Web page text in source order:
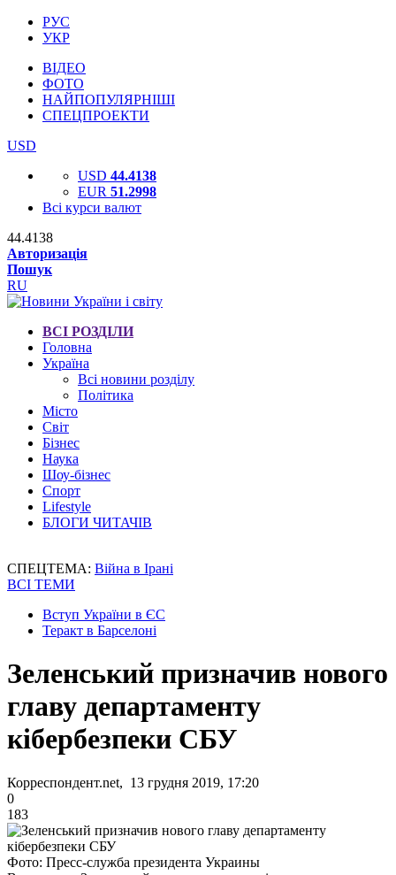
РУС
УКР
ВІДЕО
ФОТО
НАЙПОПУЛЯРНІШІ
СПЕЦПРОЕКТИ
USD
USD 44.4138
EUR 51.2998
Всі курси валют
44.4138
Авторизація
Пошук
RU
ВСІ РОЗДІЛИ
Головна
Україна
Всі новини розділу
Політика
Місто
Світ
Бізнес
Наука
Шоу-бізнес
Спорт
Lifestyle
БЛОГИ ЧИТАЧІВ
СПЕЦТЕМА: Війна в Ірані
ВСІ ТЕМИ
Вступ України в ЄС
Теракт в Барселоні
Зеленський призначив нового
главу департаменту
кібербезпеки СБУ
Корреспондент.net, 13 грудня 2019, 17:20
0
183
Фото: Пресс-служба президента Украины